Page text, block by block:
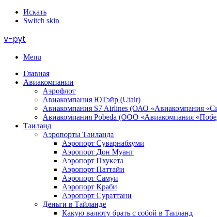
Искать
Switch skin
v-pyt
Menu
Главная
Авиакомпании
Аэрофлот
Авиакомпания ЮТэйр (Utair)
Авиакомпания S7 Airlines (ОАО «Авиакомпания
Авиакомпания Pobeda (ООО «Авиакомпания
Таиланд
Аэропорты Таиланда
Аэропорт Суварнабхуми
Аэропорт Дон Муанг
Аэропорт Пхукета
Аэропорт Паттайи
Аэропорт Самуи
Аэропорт Краби
Аэропорт Сураттани
Деньги в Тайланде
Какую валюту брать с собой в Таиланд